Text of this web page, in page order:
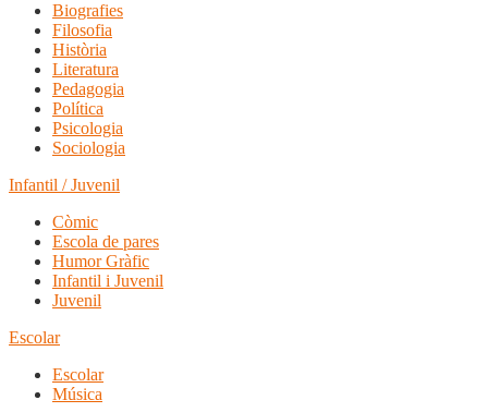
Biografies
Filosofia
Història
Literatura
Pedagogia
Política
Psicologia
Sociologia
Infantil / Juvenil
Còmic
Escola de pares
Humor Gràfic
Infantil i Juvenil
Juvenil
Escolar
Escolar
Música